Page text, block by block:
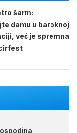
šarm:
damu u baroknoj
već je spremna